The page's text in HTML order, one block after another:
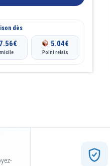
dès
7.56€ 5.04€
Point relais